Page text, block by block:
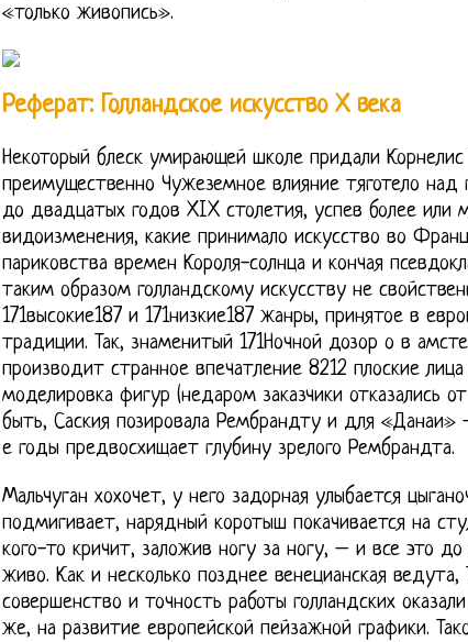
«только живопись».
Реферат: Голландское искусство Х века
Некоторый блеск умирающей школе придали Корнелис
преимущественно Чужеземное влияние тяготело над
до двадцатых годов XIX столетия, успев более или
видоизменения, какие принимало искусство во
париковства времен Короля-солнца и кончая
таким образом голландскому искусству не
171высокие187 и 171низкие187 жанры, принятое в
традиции. Так, знаменитый 171Ночной дозор о в
производит странное впечатление 8212 плоские
моделировка фигур (недаром заказчики отказались
быть, Саския позировала Рембрандту и для «Данаи»
е годы предвосхищает глубину зрелого Рембрандта.
Мальчуган хохочет, у него задорная улыбается
подмигивает, нарядный коротыш покачивается на
кого-то кричит, заложив ногу за ногу, – и все это до
живо. Как и несколько позднее венецианская ведута,
совершенство и точность работы голландских
же, на развитие европейской пейзажной графики.